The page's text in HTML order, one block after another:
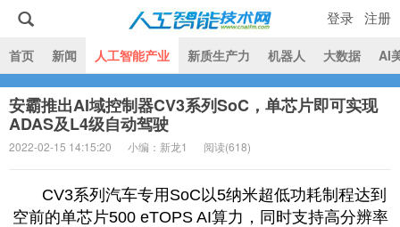
人工智能技术网
首页 新闻 人工智能产业 新质生产力 机器人 大数据 AI
登录 注册
安霸推出AI域控制器CV3系列SoC，单芯片即可实现
ADAS及L4级自动驾驶
2022-02-15 14:15:20 小编：新龙1 阅读(618)
CV3系列汽车专用SoC以5纳米超低功耗制程达到
空前的单芯片500 eTOPS AI算力，同时支持高分辨率